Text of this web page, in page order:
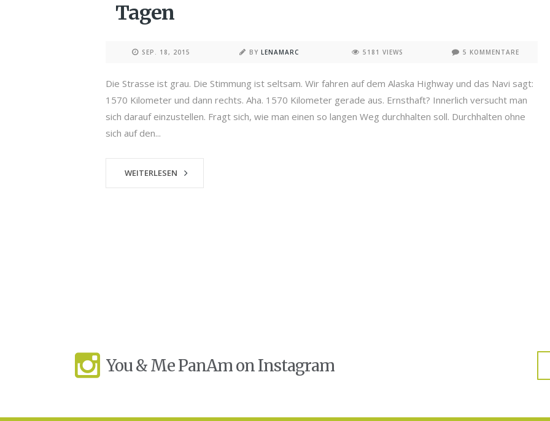
Tagen
SEP. 18, 2015 BY LENAMARC 5181 VIEWS 5 KOMMENTARE
Die Strasse ist grau. Die Stimmung ist seltsam. Wir fahren auf dem Alaska Highway und das Navi sagt:
1570 Kilometer und dann rechts. Aha. 1570 Kilometer gerade aus. Ernsthaft? Innerlich versucht man
sich darauf einzustellen. Fragt sich, wie man einen so langen Weg durchhalten soll. Durchhalten ohne
sich auf den...
WEITERLESEN
You & Me PanAm on Instagram